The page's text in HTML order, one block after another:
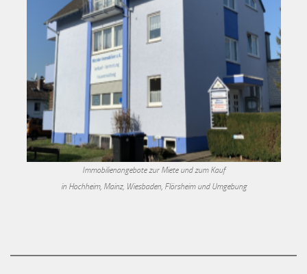
Immobilienangebote zur Miete und zum Kauf
in Hochheim, Mainz, Wiesbaden, Flörsheim und Umgebung